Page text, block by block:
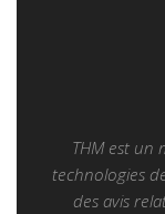
THM est un
technologies
des avis